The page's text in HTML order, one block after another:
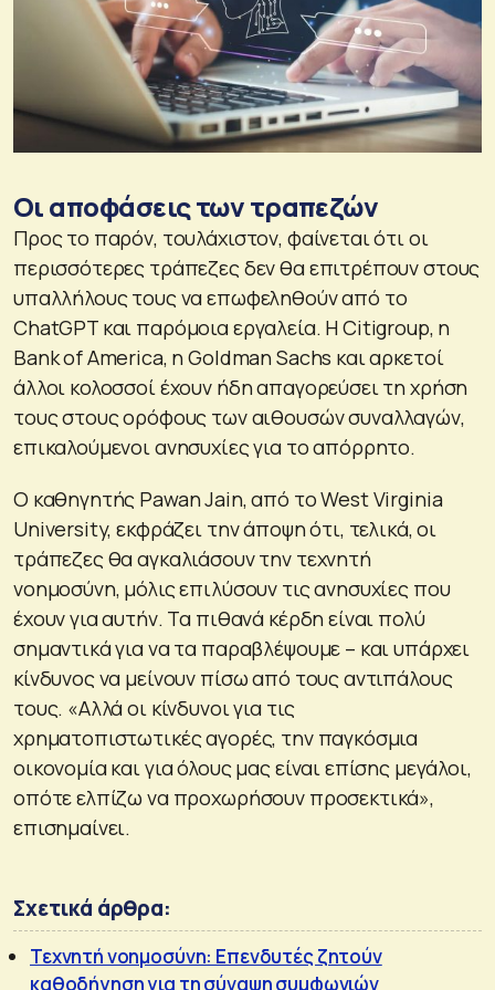
Οι αποφάσεις των τραπεζών
Προς το παρόν, τουλάχιστον, φαίνεται ότι οι
περισσότερες τράπεζες δεν θα επιτρέπουν στους
υπαλλήλους τους να επωφεληθούν από το
ChatGPT και παρόμοια εργαλεία. Η Citigroup, η
Bank of America, η Goldman Sachs και αρκετοί
άλλοι κολοσσοί έχουν ήδη απαγορεύσει τη χρήση
τους στους ορόφους των αιθουσών συναλλαγών,
επικαλούμενοι ανησυχίες για το απόρρητο.
Ο καθηγητής Pawan Jain, από το West Virginia
University, εκφράζει την άποψη ότι, τελικά, οι
τράπεζες θα αγκαλιάσουν την τεχνητή
νοημοσύνη, μόλις επιλύσουν τις ανησυχίες που
έχουν για αυτήν. Τα πιθανά κέρδη είναι πολύ
σημαντικά για να τα παραβλέψουμε – και υπάρχει
κίνδυνος να μείνουν πίσω από τους αντιπάλους
τους. «Αλλά οι κίνδυνοι για τις
χρηματοπιστωτικές αγορές, την παγκόσμια
οικονομία και για όλους μας είναι επίσης μεγάλοι,
οπότε ελπίζω να προχωρήσουν προσεκτικά»,
επισημαίνει.
Σχετικά άρθρα:
Τεχνητή νοημοσύνη: Επενδυτές ζητούν
καθοδήγηση για τη σύναψη συμφωνιών